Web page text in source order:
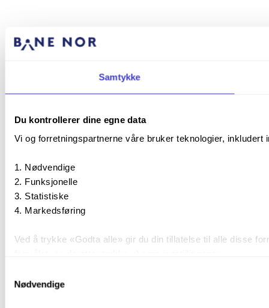
Samtykke
Du kontrollerer dine egne data
Vi og forretningspartnerne våre bruker teknologier,
Nødvendige
Funksjonelle
Statistiske
Markedsføring
Ved å trykke «Godta alle» gir du din tillatelse til alle disse
Du kan trekke tilbake samtykket ditt til enhver tid ved å
Nødvendige